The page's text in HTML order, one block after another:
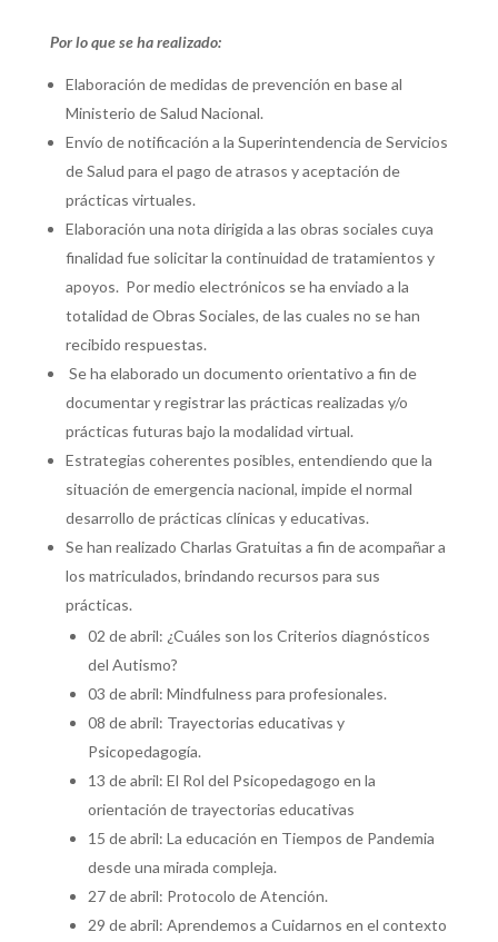
Por lo que se ha realizado:
Elaboración de medidas de prevención en base al
Ministerio de Salud Nacional.
Envío de notificación a la Superintendencia de Servicios
de Salud para el pago de atrasos y aceptación de
prácticas virtuales.
Elaboración una nota dirigida a las obras sociales cuya
finalidad fue solicitar la continuidad de tratamientos y
apoyos. Por medio electrónicos se ha enviado a la
totalidad de Obras Sociales, de las cuales no se han
recibido respuestas.
Se ha elaborado un documento orientativo a fin de
documentar y registrar las prácticas realizadas y/o
prácticas futuras bajo la modalidad virtual.
Estrategias coherentes posibles, entendiendo que la
situación de emergencia nacional, impide el normal
desarrollo de prácticas clínicas y educativas.
Se han realizado Charlas Gratuitas a fin de acompañar a
los matriculados, brindando recursos para sus
prácticas.
02 de abril: ¿Cuáles son los Criterios diagnósticos
del Autismo?
03 de abril: Mindfulness para profesionales.
08 de abril: Trayectorias educativas y
Psicopedagogía.
13 de abril: El Rol del Psicopedagogo en la
orientación de trayectorias educativas
15 de abril: La educación en Tiempos de Pandemia
desde una mirada compleja.
27 de abril: Protocolo de Atención.
29 de abril: Aprendemos a Cuidarnos en el contexto